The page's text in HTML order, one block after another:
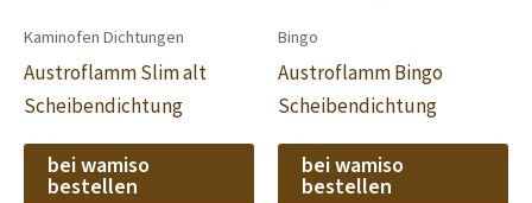
Kaminofen Dichtungen
Austroflamm Slim alt
Scheibendichtung
bei wamiso
bestellen
Bingo
Austroflamm Bingo
Scheibendichtung
bei wamiso
bestellen